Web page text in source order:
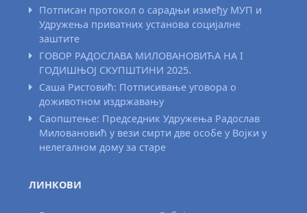
Потписан протокол о сарадњи између МУП и
Удружења приватних установа социјалне
заштите
ГОВОР РАДОСЛАВА МИЛОВАНОВИЋА НА I
ГОДИШЊОЈ СКУПШТИНИ 2025.
Саша Ристовић: Потписивање уговора о
доживотном издржавању
Саопштење: Председник Удружења Радослав
Миловановић у вези смрти две особе у Војки у
нелегалном дому за старе
ЛИНКОВИ